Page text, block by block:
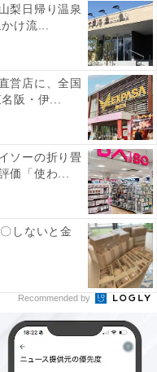
梨日帰り温泉
け流...
営店に、全国
阪・伊...
ソーの折り畳
価「使わ...
しないと金
Recommended by